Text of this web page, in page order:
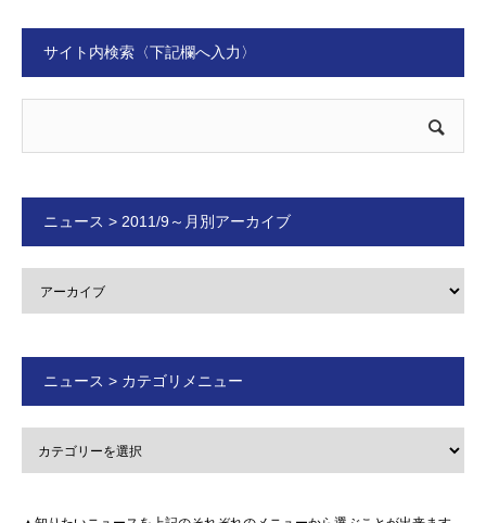
サイト内検索〈下記欄へ入力〉
ニュース > 2011/9～月別アーカイブ
ニュース > カテゴリメニュー